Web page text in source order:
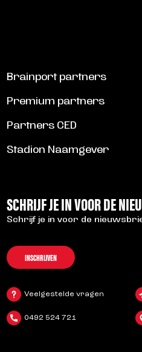
Brainport partners
Premium partners
Partners CED
Stadion Naamgever
SCHRIJF JE IN VOOR DE
Schrijf je in voor de
INSCHRIJVEN
Veelgestelde vragen
0492 524 721